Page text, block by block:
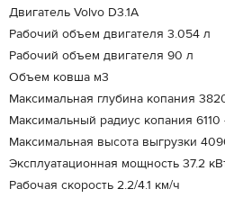
Двигатель Volvo D3.1A
Рабочий объем двигателя 3.054 л
Рабочий объем двигателя 90 л
Объем ковша м3
Максимальная глубина копания
Максимальный радиус копания
Максимальная высота выгрузки
Эксплуатационная мощность 37.2
Рабочая скорость 2.2/4.1 км/ч